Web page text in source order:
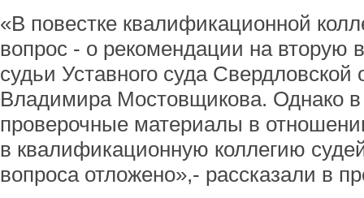
«В повестке квалификационной
вопрос - о рекомендации на вторую
судьи Уставного суда Свердловской
Владимира Мостовщикова. Однако в
проверочные материалы в
в квалификационную коллегию
вопроса отложено»,- рассказали в